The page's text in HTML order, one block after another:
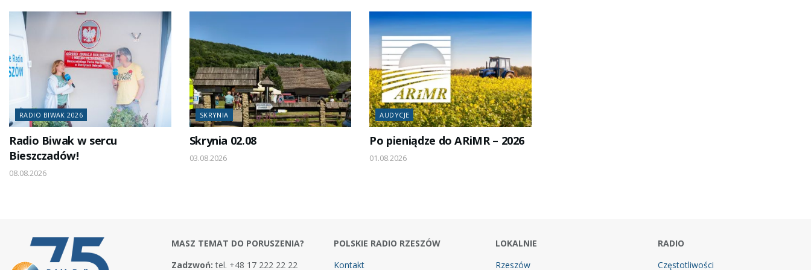
RADIO BIWAK 2026
Radio Biwak w sercu
Bieszczadów!
08.08.2026
SKRYNIA
Skrynia 02.08
03.08.2026
AUDYCJE
Po pieniądze do ARiMR – 2026
01.08.2026
MASZ TEMAT DO PORUSZENIA?
Zadzwoń: tel. +48 17 222 22 22
POLSKIE RADIO RZESZÓW
Kontakt
LOKALNIE
Rzeszów
RADIO
Częstotliwości